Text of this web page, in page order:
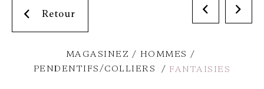
Retour
MAGASINEZ
HOMMES
PENDENTIFS/COLLIERS
FANTAISIES